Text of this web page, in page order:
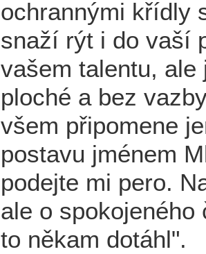
ochrannými křídly
snaží rýt i do vaší
vašem talentu, ale
ploché a bez
všem připomene
postavu jménem
podejte mi pero.
ale o
to někam dotáhl".